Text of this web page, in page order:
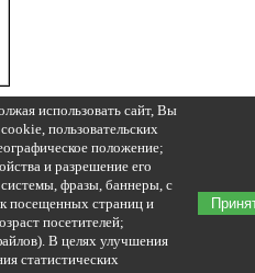
использовать сайт, Вы
пользовательских
положение;
и разрешение его
фразы, баннеры, с
посещенных страниц и
посетителей;
В целях улучшения
статистических